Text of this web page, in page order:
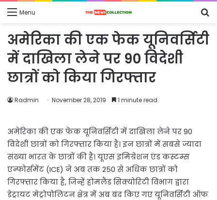
Menu
अमेरिका की एक फेक यूनिवर्सिटी
में दाखिला लेने पर 90 विदेशी
छात्रों को किया गिरफ्तार
Radmin November 28, 2019 1 minute read
अमेरिका की एक फेक यूनिवर्सिटी में दाखिला लेने पर 90
विदेशी छात्रों को गिरफ्तार किया है। इन छात्रों में सबसे ज्यादा
संख्या भारत के छात्रों की है। यूएस इमिग्रेशन एंड कस्टम्स
एन्फोर्समेंट (ICE) ने अब तक 250 से अधिक छात्रों को
गिरफ्तार किया है, जिन्हें होमलैंड सिक्योरिटी विभाग द्वारा
डेट्रायट मेट्रोपोलिटन क्षेत्र में अब बंद किए गए यूनिवर्सिटी ऑफ